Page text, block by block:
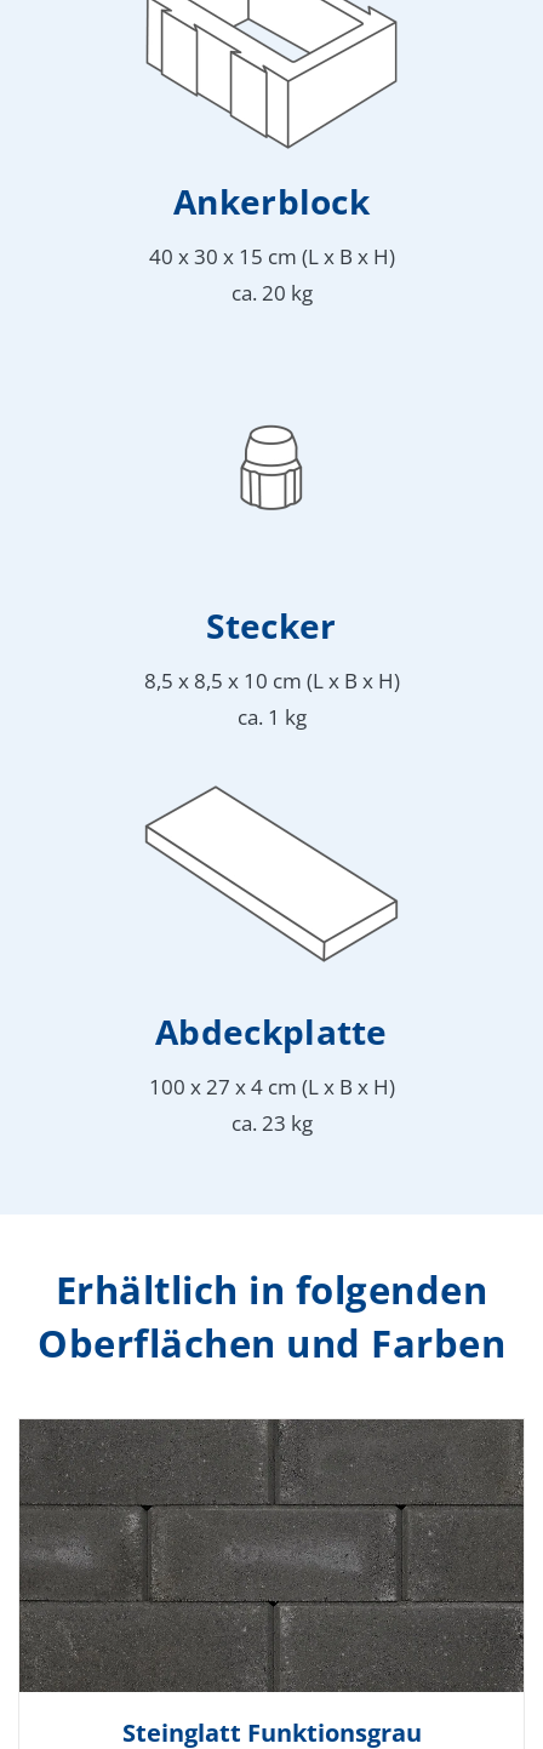
Anker­block
40 x 30 x 15 cm (L x B x H)
ca. 20 kg
Stecker
8,5 x 8,5 x 10 cm (L x B x H)
ca. 1 kg
Abdeckplatte
100 x 27 x 4 cm (L x B x H)
ca. 23 kg
Erhältlich in folgenden
Oberflächen und Farben
Steinglatt Funktionsgrau